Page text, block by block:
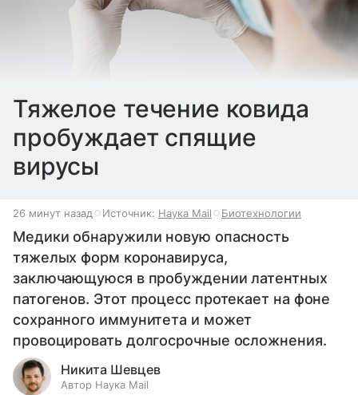
Тяжелое течение ковида
пробуждает спящие
вирусы
26 минут назад Источник: Наука Mail Биотехнологии
Медики обнаружили новую опасность
тяжелых форм коронавируса,
заключающуюся в пробуждении латентных
патогенов. Этот процесс протекает на фоне
сохранного иммунитета и может
провоцировать долгосрочные осложнения.
Никита Шевцев
Автор Наука Mail